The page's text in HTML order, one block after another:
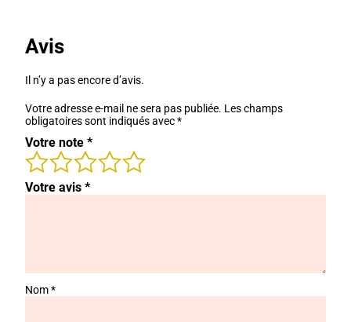
Avis
Il n’y a pas encore d’avis.
Votre adresse e-mail ne sera pas publiée. Les champs
obligatoires sont indiqués avec*
Votre note *
Votre avis *
Nom*